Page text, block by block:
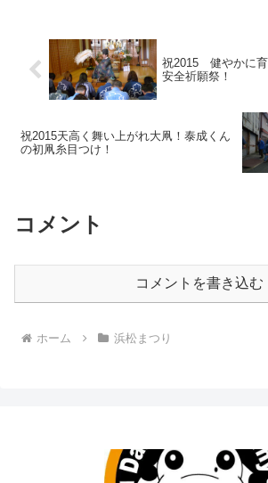
祝2015 健やかに
安全祈願祭！
祝2015天高く舞い上がれ大凧！泰成くん
の初凧糸目つけ！
コメント
コメントを書き込む
ホーム 浜松まつり